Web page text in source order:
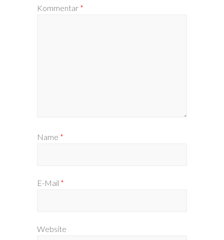
Kommentar *
Name *
E-Mail *
Website